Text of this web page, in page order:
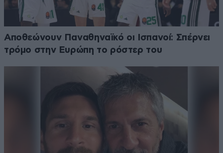
Αποθεώνουν Παναθηναϊκό οι Ισπανοί: Σπέρνει
τρόμο στην Ευρώπη το ρόστερ του